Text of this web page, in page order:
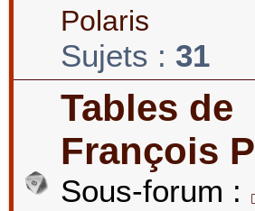
Polaris
Sujets : 31
Tables de
François P
Sous-forum :